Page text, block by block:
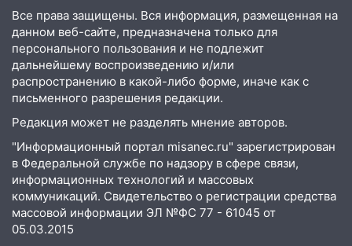
избившим мужчину в трамвае
08:27 Ульяновская полиция получила
один из шести уникальных автомобилей
в России
07:02 Жара отступит: какой будет
погода в Ульяновске днем 5 августа
06:10 Двое мигрантов изнасиловали 13-
летнюю девочку в центре Ульяновска
06:00 Мертвеца выкопали, посадили в
мешок и попытались утопить в Волге
Все права защищены. Вся информация, размещенная на
данном веб-сайте, предназначена только для
персонального пользования и не подлежит
дальнейшему воспроизведению и/или
распространению в какой-либо форме, иначе как с
письменного разрешения редакции.
Редакция может не разделять мнение авторов.
"Информационный портал misanec.ru" зарегистрирован
в Федеральной службе по надзору в сфере связи,
информационных технологий и массовых
коммуникаций. Свидетельство о регистрации средства
массовой информации ЭЛ №ФС 77 - 61045 от
05.03.2015